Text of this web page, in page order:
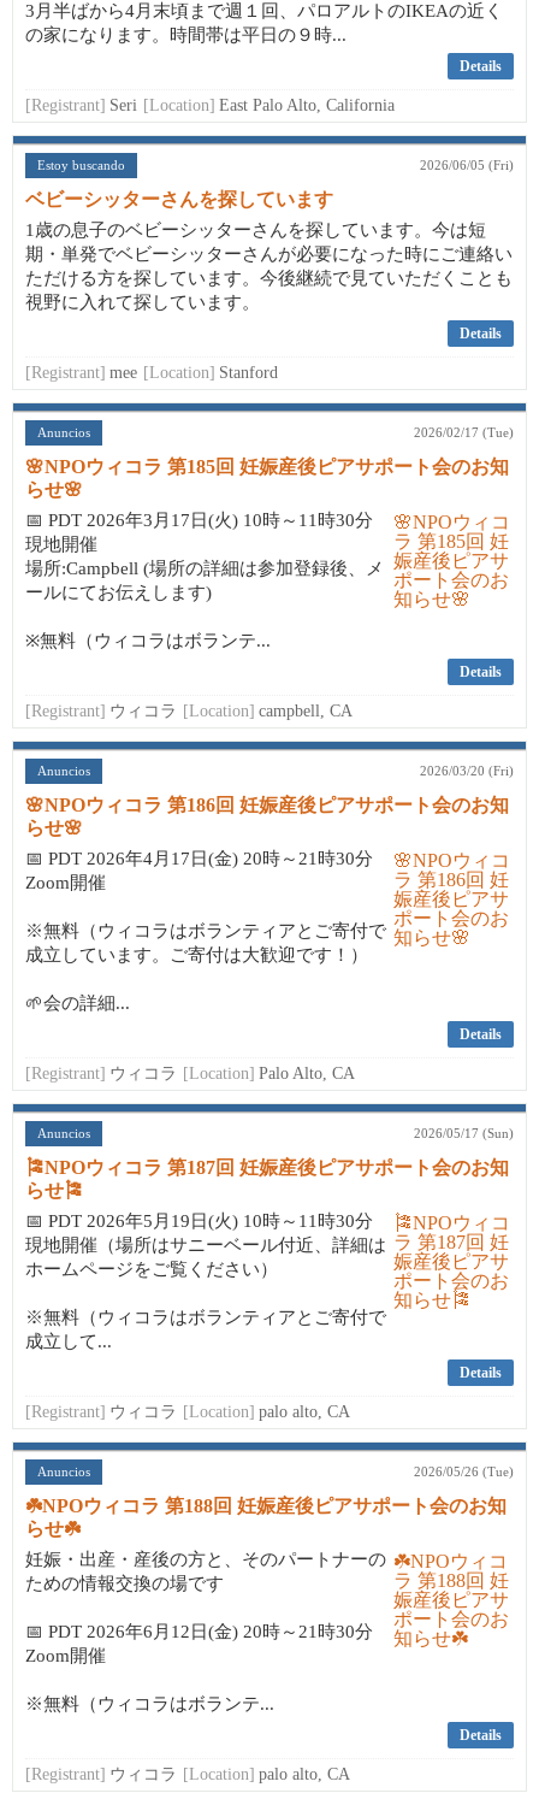
3月半ばから4月末頃まで週１回、パロアルトのIKEAの近く
の家になります。時間帯は平日の９時...
Details
[Registrant] Seri [Location] East Palo Alto, California
Estoy buscando 2026/06/05 (Fri)
ベビーシッターさんを探しています
1歳の息子のベビーシッターさんを探しています。今は短
期・単発でベビーシッターさんが必要になった時にご連絡い
ただける方を探しています。今後継続で見ていただくことも
視野に入れて探しています。
Details
[Registrant] mee [Location] Stanford
Anuncios 2026/02/17 (Tue)
🌸NPOウィコラ 第185回 妊娠産後ピアサポート会のお知
らせ🌸
📅 PDT 2026年3月17日(火) 10時～11時30分
現地開催
場所:Campbell (場所の詳細は参加登録後、メ
ールにてお伝えします)
※無料（ウィコラはボランテ...
Details
[Registrant] ウィコラ [Location] campbell, CA
Anuncios 2026/03/20 (Fri)
🌸NPOウィコラ 第186回 妊娠産後ピアサポート会のお知
らせ🌸
📅 PDT 2026年4月17日(金) 20時～21時30分
Zoom開催
※無料（ウィコラはボランティアとご寄付で
成立しています。ご寄付は大歓迎です！）
🌱会の詳細...
Details
[Registrant] ウィコラ [Location] Palo Alto, CA
Anuncios 2026/05/17 (Sun)
🎏NPOウィコラ 第187回 妊娠産後ピアサポート会のお知
らせ🎏
📅 PDT 2026年5月19日(火) 10時～11時30分
現地開催（場所はサニーベール付近、詳細は
ホームページをご覧ください）
※無料（ウィコラはボランティアとご寄付で
成立して...
Details
[Registrant] ウィコラ [Location] palo alto, CA
Anuncios 2026/05/26 (Tue)
☘️NPOウィコラ 第188回 妊娠産後ピアサポート会のお知
らせ☘️
妊娠・出産・産後の方と、そのパートナーの
ための情報交換の場です
📅 PDT 2026年6月12日(金) 20時～21時30分
Zoom開催
※無料（ウィコラはボランテ...
Details
[Registrant] ウィコラ [Location] palo alto, CA